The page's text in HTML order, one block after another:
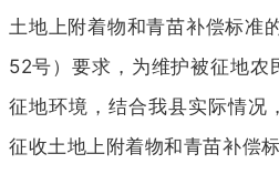
土地上附着物和青苗补偿标准
52号）要求，为维护被征地农
征地环境，结合我县实际情况
征收土地上附着物和青苗补偿